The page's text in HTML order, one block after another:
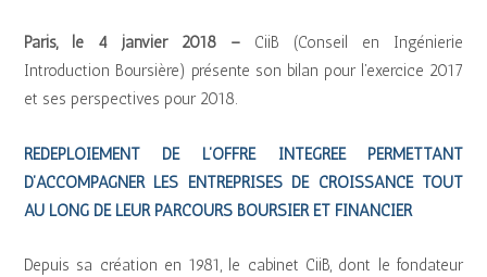
Paris, le 4 janvier 2018 – CiiB (Conseil en Ingénierie
Introduction Boursière) présente son bilan pour l’exercice 2017
et ses perspectives pour 2018.
REDEPLOIEMENT DE L’OFFRE INTEGREE PERMETTANT
D’ACCOMPAGNER LES ENTREPRISES DE CROISSANCE TOUT
AU LONG DE LEUR PARCOURS BOURSIER ET FINANCIER
Depuis sa création en 1981, le cabinet CiiB, dont le fondateur